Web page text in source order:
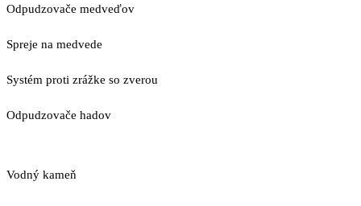
Odpudzovače medveďov
Spreje na medvede
Systém proti zrážke so zverou
Odpudzovače hadov
Vodný kameň